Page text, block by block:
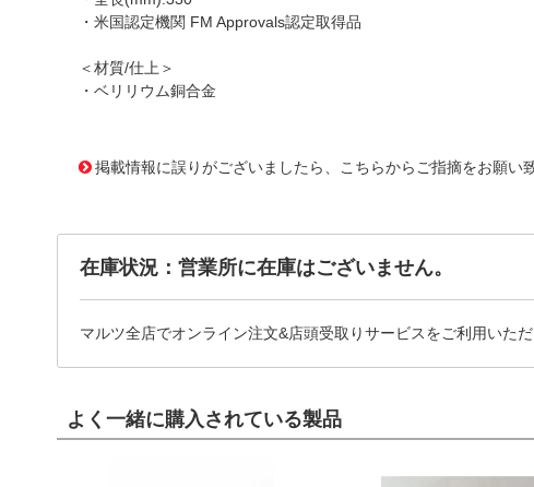
・米国認定機関 FM Approvals認定取得品
＜材質/仕上＞
・ベリリウム銅合金
掲載情報に誤りがございましたら、こちらからご指摘をお願い
在庫状況：営業所に在庫はございません。
マルツ全店でオンライン注文&店頭受取りサービスをご利用いただ
よく一緒に購入されている製品